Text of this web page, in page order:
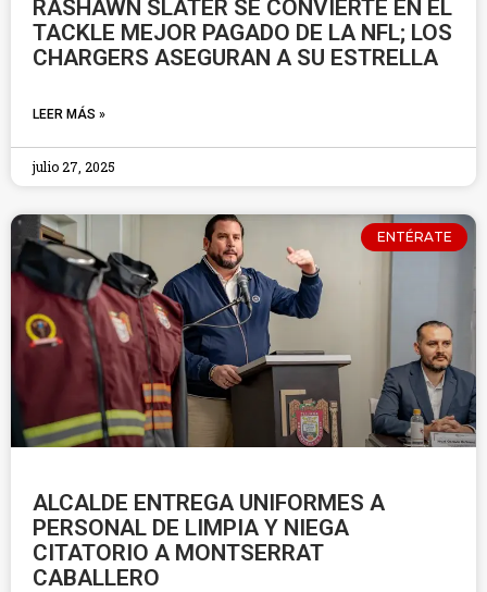
RASHAWN SLATER SE CONVIERTE EN EL
TACKLE MEJOR PAGADO DE LA NFL; LOS
CHARGERS ASEGURAN A SU ESTRELLA
LEER MÁS »
julio 27, 2025
ENTÉRATE
ALCALDE ENTREGA UNIFORMES A
PERSONAL DE LIMPIA Y NIEGA
CITATORIO A MONTSERRAT
CABALLERO